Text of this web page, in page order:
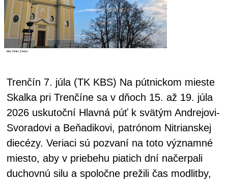
Trenčín 7. júla (TK KBS) Na pútnickom mieste
Skalka pri Trenčíne sa v dňoch 15. až 19. júla
2026 uskutoční Hlavná púť k svätým Andrejovi-
Svoradovi a Beňadikovi, patrónom Nitrianskej
diecézy. Veriaci sú pozvaní na toto významné
miesto, aby v priebehu piatich dní načerpali
duchovnú silu a spoločne prežili čas modlitby,